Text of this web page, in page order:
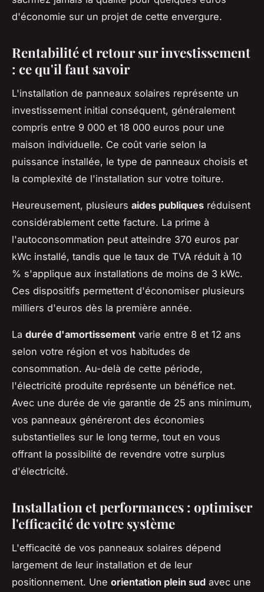
d'économie sur un projet de cette envergure.
Rentabilité et retour sur investissement
: ce qu'il faut savoir
L'installation de panneaux solaires représente un
investissement initial conséquent, généralement
compris entre 9 000 et 18 000 euros pour une
maison individuelle. Ce coût varie selon la
puissance installée, le type de panneaux choisis et
la complexité de l'installation sur votre toiture.
Heureusement, plusieurs aides publiques réduisent
considérablement cette facture. La prime à
l'autoconsommation peut atteindre 370 euros par
kWc installé, tandis que le taux de TVA réduit à 10
% s'applique aux installations de moins de 3 kWc.
Ces dispositifs permettent d'économiser plusieurs
milliers d'euros dès la première année.
La durée d'amortissement varie entre 8 et 12 ans
selon votre région et vos habitudes de
consommation. Au-delà de cette période,
l'électricité produite représente un bénéfice net.
Avec une durée de vie garantie de 25 ans minimum,
vos panneaux généreront des économies
substantielles sur le long terme, tout en vous
offrant la possibilité de revendre votre surplus
d'électricité.
Installation et performances : optimiser
l'efficacité de votre système
L'efficacité de vos panneaux solaires dépend
largement de leur installation et de leur
positionnement. Une orientation plein sud avec une